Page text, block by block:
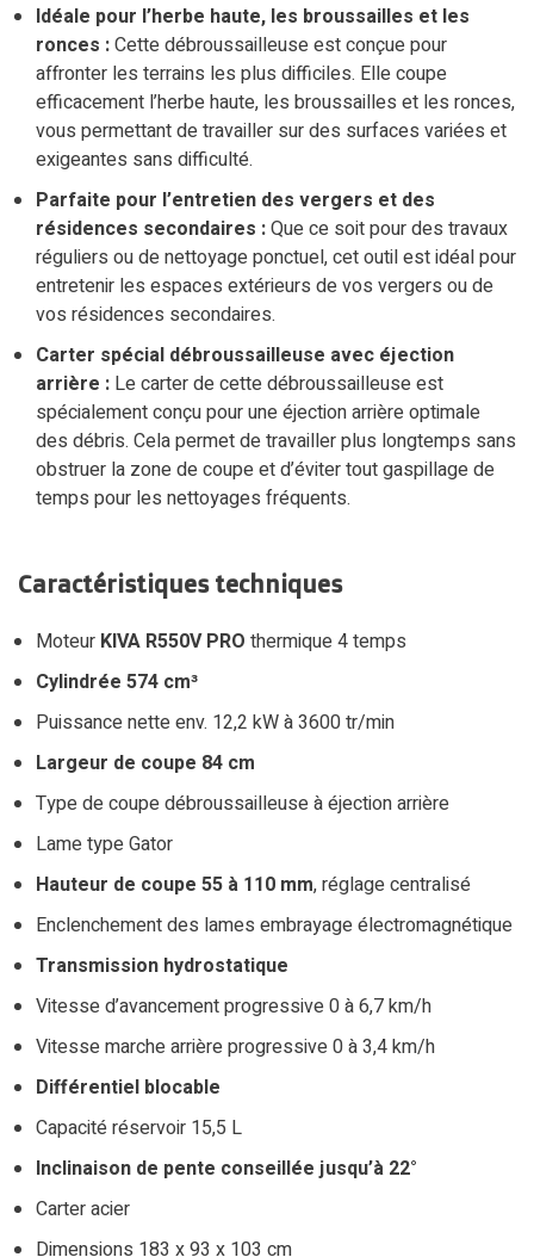
Idéale pour l’herbe haute, les broussailles et les
ronces :Cette débroussailleuse est conçue pour
affronter les terrains les plus difficiles. Elle coupe
efficacement l’herbe haute, les broussailles et les ronces,
vous permettant de travailler sur des surfaces variées et
exigeantes sans difficulté.
Parfaite pour l’entretien des vergers et des
résidences secondaires :Que ce soit pour des travaux
réguliers ou de nettoyage ponctuel, cet outil est idéal pour
entretenir les espaces extérieurs de vos vergers ou de
vos résidences secondaires.
Carter spécial débroussailleuse avec éjection
arrière : Le carter de cette débroussailleuse est
spécialement conçu pour une éjection arrière optimale
des débris. Cela permet de travailler plus longtemps sans
obstruer la zone de coupe et d’éviter tout gaspillage de
temps pour les nettoyages fréquents.
Caractéristiques techniques
Moteur KIVA R550V PRO thermique 4 temps
Cylindrée 574 cm³
Puissance nette env. 12,2 kW à 3600 tr/min
Largeur de coupe 84 cm
Type de coupe débroussailleuse à éjection arrière
Lame type Gator
Hauteur de coupe 55 à 110 mm, réglage centralisé
Enclenchement des lames embrayage électromagnétique
Transmission hydrostatique
Vitesse d’avancement progressive 0 à 6,7 km/h
Vitesse marche arrière progressive 0 à 3,4 km/h
Différentiel blocable
Capacité réservoir 15,5 L
Inclinaison de pente conseillée jusqu’à 22°
Carter acier
Dimensions 183 x 93 x 103 cm